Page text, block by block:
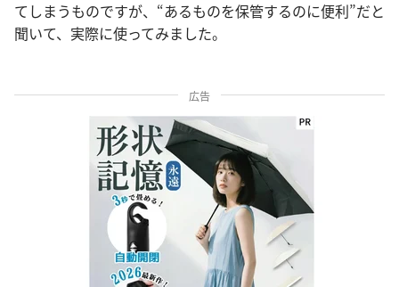
てしまうものですが、“あるものを保管するのに便利”だと
聞いて、実際に使ってみました。
広告